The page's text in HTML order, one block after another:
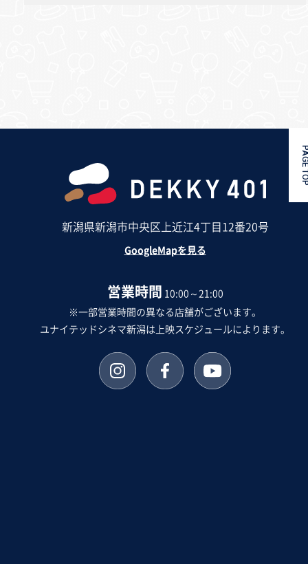
新潟県新潟市中央区上近江4丁目12番20号
GoogleMapを見る
営業時間 10:00～21:00
※一部営業時間の異なる店舗がございます。
ユナイテッドシネマ新潟は上映スケジュールによります。